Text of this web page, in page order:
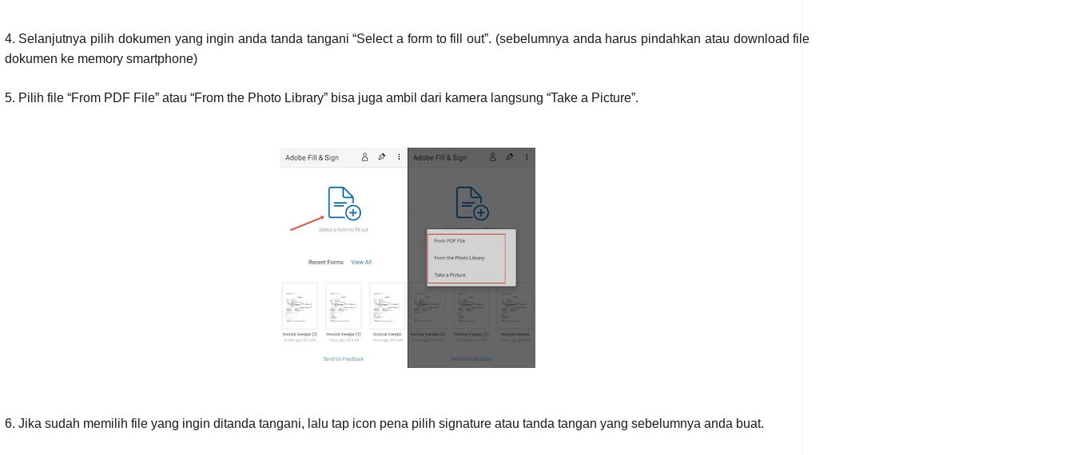
4. Selanjutnya pilih dokumen yang ingin anda tanda tangani “Select a form to fill out”. (sebelumnya anda harus pindahkan atau download file
dokumen ke memory smartphone)
5. Pilih file “From PDF File” atau “From the Photo Library” bisa juga ambil dari kamera langsung “Take a Picture”.
6. Jika sudah memilih file yang ingin ditanda tangani, lalu tap icon pena pilih signature atau tanda tangan yang sebelumnya anda buat.